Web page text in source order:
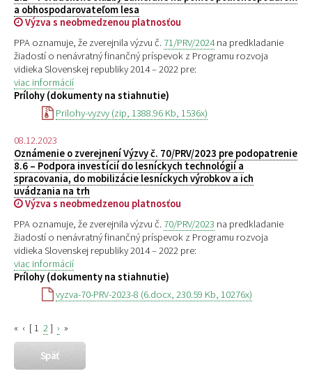
a obhospodarovateľom lesa
Výzva s neobmedzenou platnosťou
PPA oznamuje, že zverejnila výzvu č. 71/PRV/2024na predkladanie
žiadostí o nenávratný finančný príspevok z Programu rozvoja
vidieka Slovenskej republiky 2014 – 2022 pre:
viac informácií
Prílohy (dokumenty na stiahnutie)
Prilohy-vyzvy (zip, 1388.96 Kb, 1536x)
08.12.2023
Oznámenie o zverejnení Výzvy č. 70/PRV/2023 pre podopatrenie
8.6 – Podpora investícií do lesníckych technológií a
spracovania, do mobilizácie lesníckych výrobkov a ich
uvádzania na trh
Výzva s neobmedzenou platnosťou
PPA oznamuje, že zverejnila výzvu č. 70/PRV/2023 na predkladanie
žiadostí o nenávratný finančný príspevok z Programu rozvoja
vidieka Slovenskej republiky 2014 – 2022 pre:
viac informácií
Prílohy (dokumenty na stiahnutie)
vyzva-70-PRV-2023-8 (6.docx, 230.59 Kb, 10276x)
« ‹ [ 1 2] › »
Späť